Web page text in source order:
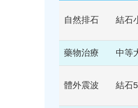
自然排石 結石
藥物治療 中等
體外震波 結石